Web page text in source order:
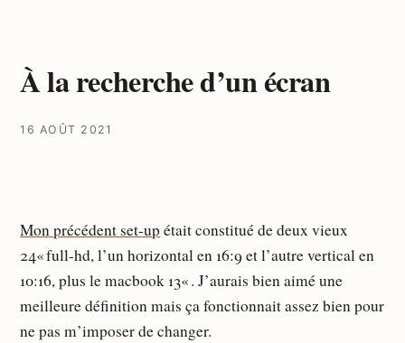
À la recherche d’un écran
16 AOÛT 2021
Mon précédent set-upétait constitué de deux vieux
24« full-hd, l’un horizontal en 16:9 et l’autre vertical en
10:16, plus le macbook 13« . J’aurais bien aimé une
meilleure définition mais ça fonctionnait assez bien pour
ne pas m’imposer de changer.